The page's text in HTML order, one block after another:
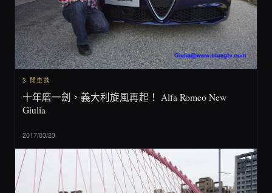
3 閒車談
十年磨一劍，義大利旋風再起！ Alfa Romeo New
Giulia
2017/03/23